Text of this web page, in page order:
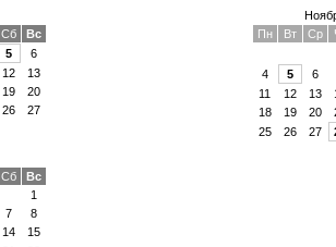
Сб
Вс
5
6
12
13
19
20
26
27
Пн
Вт Ср
4
5 6
11
12 13
18
19 20
25
26 27
Сб
Вс
1
7
8
14
15